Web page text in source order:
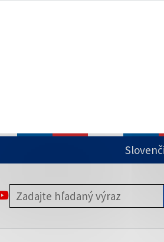
stránka vždy začína
SA OTVORÍ NA NOVEJ KARTE
SA OTVORÍ NA NOVEJ KARTE
ODKAZ SA OTVORÍ NA NOVEJ KARTE